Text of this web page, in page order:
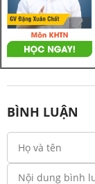
BÌNH LUẬN